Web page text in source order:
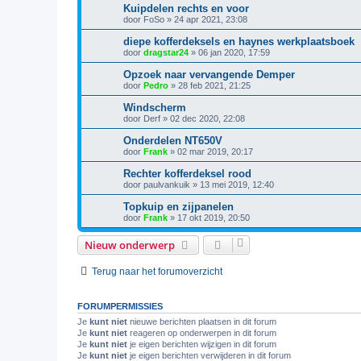
Kuipdelen rechts en voor
door FoSo » 24 apr 2021, 23:08
diepe kofferdeksels en haynes werkplaatsboek
door dragstar24 » 06 jan 2020, 17:59
Opzoek naar vervangende Demper
door Pedro » 28 feb 2021, 21:25
Windscherm
door Derf » 02 dec 2020, 22:08
Onderdelen NT650V
door Frank » 02 mar 2019, 20:17
Rechter kofferdeksel rood
door paulvankuik » 13 mei 2019, 12:40
Topkuip en zijpanelen
door Frank » 17 okt 2019, 20:50
Nieuw onderwerp
Terug naar het forumoverzicht
FORUMPERMISSIES
Je kunt niet nieuwe berichten plaatsen in dit forum
Je kunt niet reageren op onderwerpen in dit forum
Je kunt niet je eigen berichten wijzigen in dit forum
Je kunt niet je eigen berichten verwijderen in dit forum